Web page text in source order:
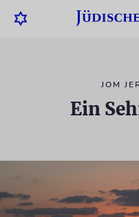
JOM
Ein